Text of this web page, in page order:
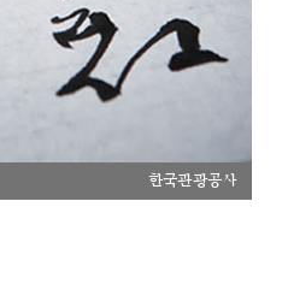
한국관광공사